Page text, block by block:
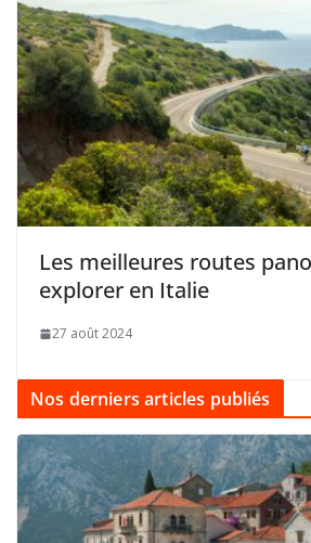
Les meilleures routes
explorer en Italie
27 août 2024
Nos derniers articles publiés